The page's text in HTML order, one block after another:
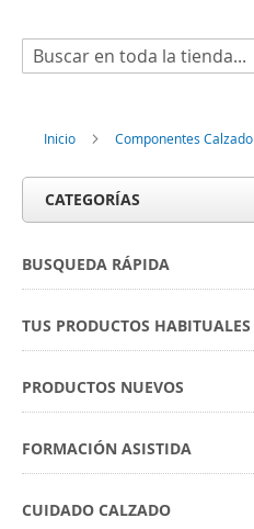
Buscar
Inicio Componentes Calzado
CATEGORÍAS
BUSQUEDA RÁPIDA
TUS PRODUCTOS HABITUALES
PRODUCTOS NUEVOS
FORMACIÓN ASISTIDA
CUIDADO CALZADO